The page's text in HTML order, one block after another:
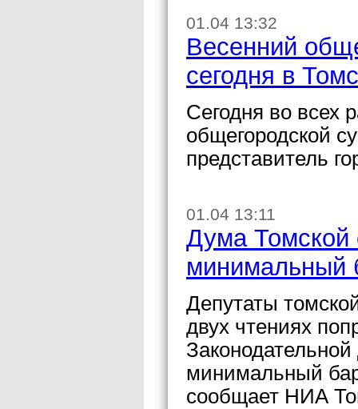
01.04 13:32
Весенний
сегодня в
Сегодня во всех
общегородской
представитель
01.04 13:11
Дума Томской
минимальный
Депутаты
двух чтениях
минимальный
сообщает НИА